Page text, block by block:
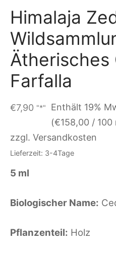
Himalaja
Ätherisches
Farfalla
€7,90 "*"
Enthält 19%
(€158,00 / 100
zzgl. Versandkosten
Lieferzeit: 3-4Tage
5 ml
Biologischer Name:
Pflanzenteil: Holz